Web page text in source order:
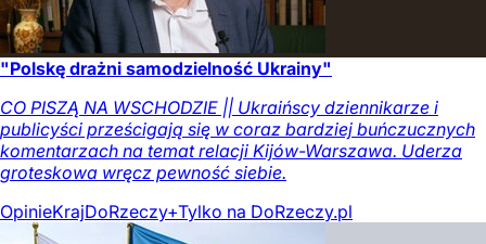
"Polskę drażni samodzielność Ukrainy"
CO PISZĄ NA WSCHODZIE || Ukraińscy dziennikarze i
publicyści prześcigają się w coraz bardziej buńczucznych
komentarzach na temat relacji Kijów-Warszawa. Uderza
groteskowa wręcz pewność siebie.
OpinieKrajDoRzeczy+Tylko na DoRzeczy.pl